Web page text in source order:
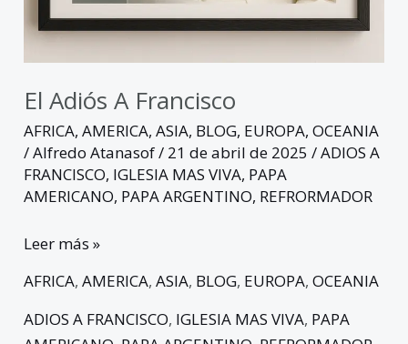
El Adiós A Francisco
AFRICA,AMERICA,ASIA, BLOG, EUROPA,OCEANIA
/Alfredo Atanasof/ 21 de abril de 2025/ADIOS A
FRANCISCO, IGLESIA MAS VIVA, PAPA
AMERICANO, PAPA ARGENTINO, REFRORMADOR
Leer más »
AFRICA,AMERICA,ASIA, BLOG, EUROPA,OCEANIA
ADIOS A FRANCISCO, IGLESIA MAS VIVA, PAPA